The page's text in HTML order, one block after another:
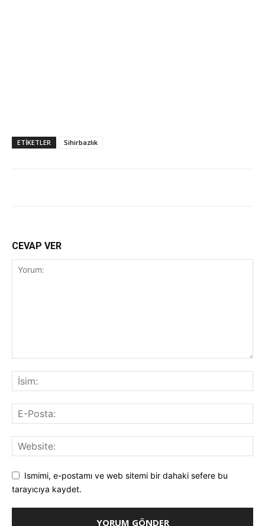
ETİKETLER Sihirbazlık
CEVAP VER
Ismimi, e-postamı ve web sitemi bir dahaki sefere bu
tarayıcıya kaydet.